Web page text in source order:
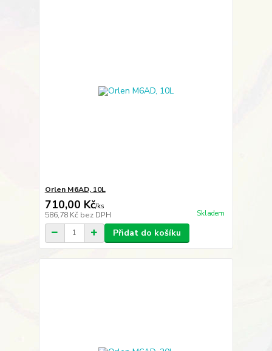
Orlen M6AD, 10L
710,00 Kč/ks
586,78 Kč bez DPH Skladem
Přidat do košíku